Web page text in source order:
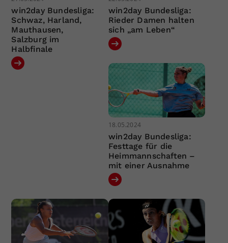
win2day Bundesliga:
Schwaz, Harland,
Mauthausen,
Salzburg im
Halbfinale
win2day Bundesliga:
Rieder Damen halten
sich „am Leben“
18.05.2024
win2day Bundesliga:
Festtage für die
Heimmannschaften –
mit einer Ausnahme